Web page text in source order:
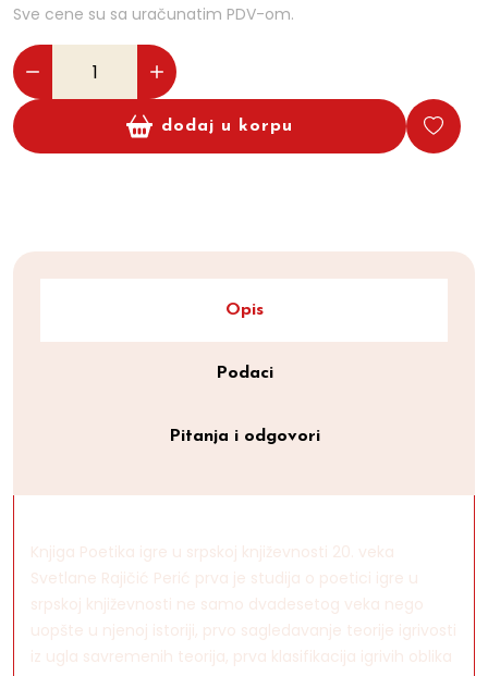
Sve cene su sa uračunatim PDV-om.
dodaj u korpu
Opis
Podaci
Pitanja i odgovori
Knjiga Poetika igre u srpskoj književnosti 20. veka
Svetlane Rajičić Perić prva je studija o poetici igre u
srpskoj književnosti ne samo dvadesetog veka nego
uopšte u njenoj istoriji, prvo sagledavanje teorije igrivosti
iz ugla savremenih teorija, prva klasifikacija igrivih oblika